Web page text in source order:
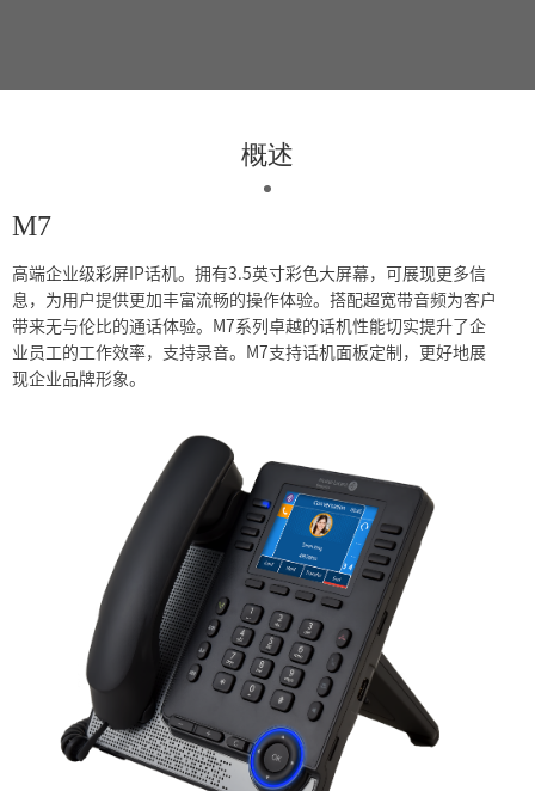
概述
M7
高端企业级彩屏IP话机。拥有3.5英寸彩色大屏幕，可展现更多信
息，为用户提供更加丰富流畅的操作体验。搭配超宽带音频为客户
带来无与伦比的通话体验。M7系列卓越的话机性能切实提升了企
业员工的工作效率，支持录音。M7支持话机面板定制，更好地展
现企业品牌形象。